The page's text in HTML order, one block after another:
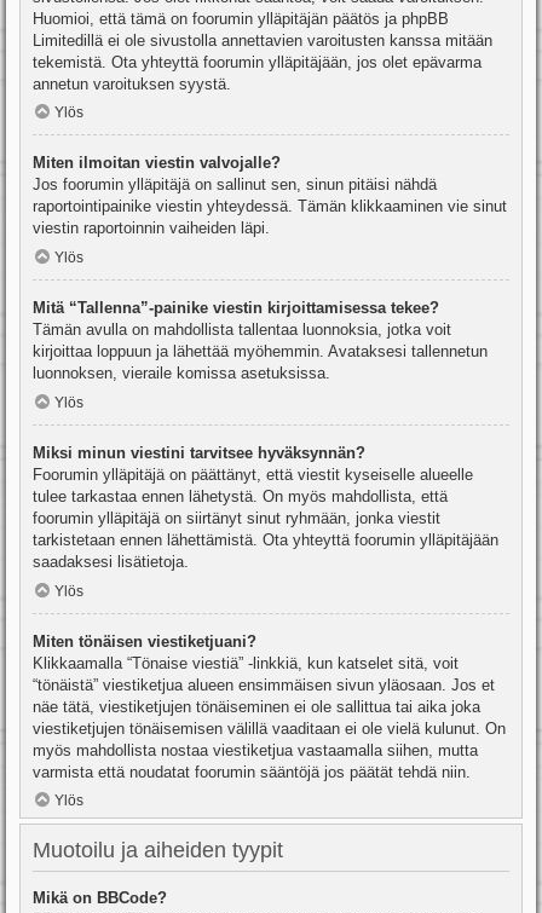
Huomioi, että tämä on foorumin ylläpitäjän päätös ja phpBB
Limitedillä ei ole sivustolla annettavien varoitusten kanssa mitään
tekemistä. Ota yhteyttä foorumin ylläpitäjään, jos olet epävarma
annetun varoituksen syystä.
Ylös
Miten ilmoitan viestin valvojalle?
Jos foorumin ylläpitäjä on sallinut sen, sinun pitäisi nähdä
raportointipainike viestin yhteydessä. Tämän klikkaaminen vie sinut
viestin raportoinnin vaiheiden läpi.
Ylös
Mitä “Tallenna”-painike viestin kirjoittamisessa tekee?
Tämän avulla on mahdollista tallentaa luonnoksia, jotka voit
kirjoittaa loppuun ja lähettää myöhemmin. Avataksesi tallennetun
luonnoksen, vieraile komissa asetuksissa.
Ylös
Miksi minun viestini tarvitsee hyväksynnän?
Foorumin ylläpitäjä on päättänyt, että viestit kyseiselle alueelle
tulee tarkastaa ennen lähetystä. On myös mahdollista, että
foorumin ylläpitäjä on siirtänyt sinut ryhmään, jonka viestit
tarkistetaan ennen lähettämistä. Ota yhteyttä foorumin ylläpitäjään
saadaksesi lisätietoja.
Ylös
Miten tönäisen viestiketjuani?
Klikkaamalla “Tönaise viestiä” -linkkiä, kun katselet sitä, voit
“tönäistä” viestiketjua alueen ensimmäisen sivun yläosaan. Jos et
näe tätä, viestiketjujen tönäiseminen ei ole sallittua tai aika joka
viestiketjujen tönäisemisen välillä vaaditaan ei ole vielä kulunut. On
myös mahdollista nostaa viestiketjua vastaamalla siihen, mutta
varmista että noudatat foorumin sääntöjä jos päätät tehdä niin.
Ylös
Muotoilu ja aiheiden tyypit
Mikä on BBCode?